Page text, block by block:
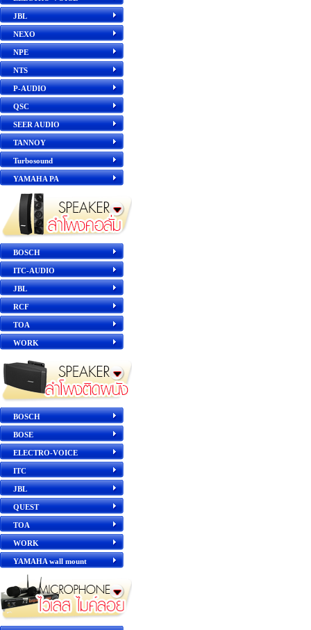
JBL
NEXO
NPE
NTS
P-AUDIO
QSC
SEER AUDIO
TANNOY
Turbosound
YAMAHA PA
BOSCH
ITC-AUDIO
JBL
RCF
TOA
WORK
BOSCH
BOSE
ELECTRO-VOICE
ITC
JBL
QUEST
TOA
WORK
YAMAHA wall mount